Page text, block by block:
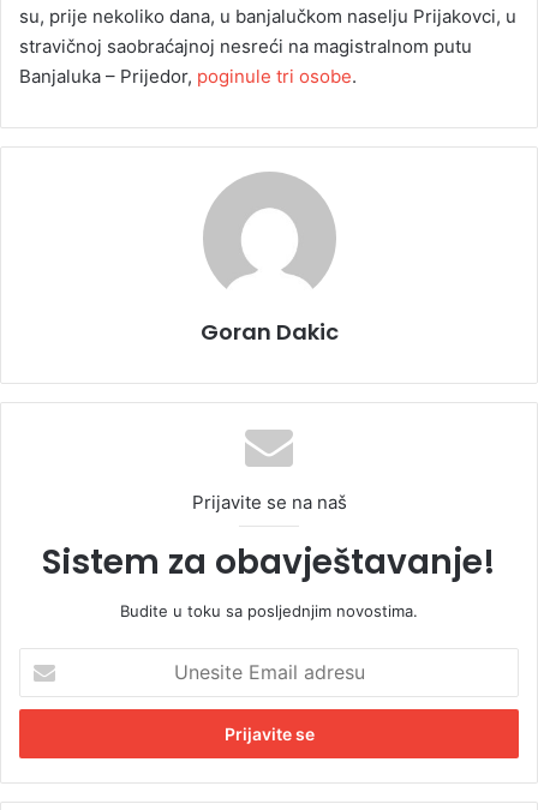
su, prije nekoliko dana, u banjalučkom naselju Prijakovci, u
stravičnoj saobraćajnoj nesreći na magistralnom putu
Banjaluka – Prijedor, poginule tri osobe.
Goran Dakic
Prijavite se na naš
Sistem za obavještavanje!
Budite u toku sa posljednjim novostima.
e
i
t